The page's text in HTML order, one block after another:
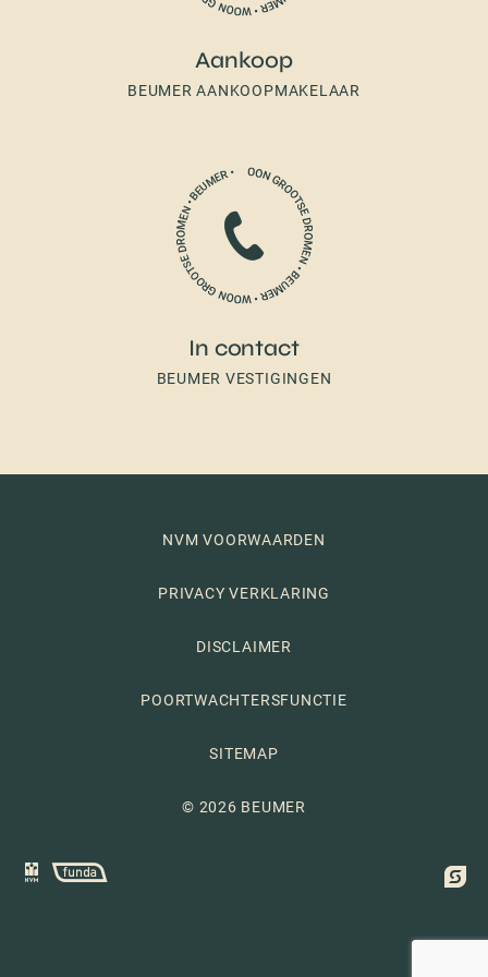
Aankoop
BEUMER AANKOOPMAKELAAR
In contact
BEUMER VESTIGINGEN
NVM VOORWAARDEN
PRIVACY VERKLARING
DISCLAIMER
POORTWACHTERSFUNCTIE
SITEMAP
© 2026 BEUMER